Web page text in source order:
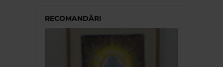
RECOMANDĂRI